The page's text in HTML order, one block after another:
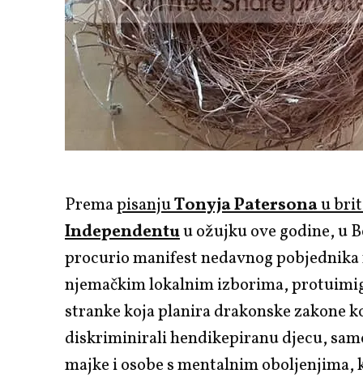
PremapisanjuTonyja Patersonau
Independentuu ožujku ove godine, u
procurio manifest nedavnog pobjednika
njemačkim lokalnim izborima,
stranke koja planira drakonske zakone
diskriminirali hendikepiranu djecu,
majke i osobe s mentalnim oboljenjima,